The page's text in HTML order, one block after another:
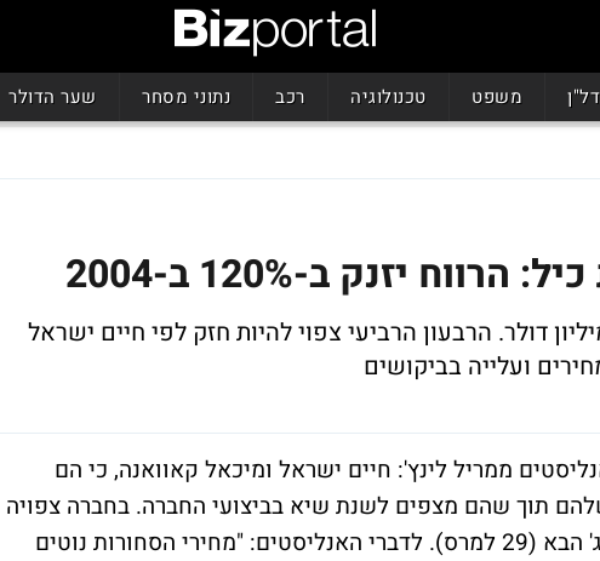
משפט טכנולוגיה רכב נתוני מסחר שער הדולר
יזנק ב-120% ב-2004
גידול בשורה התחתונה ל-218 מיליון דולר. הרבעון הרביעי צפוי להיות חזק לפי חיים ישראל
ועלייה בביקושים
ממריל לינץ': חיים ישראל ומיכאל קאוואנה, כי הם
תוך שהם מצפים לשנת שיא בביצועי החברה. בחברה צפויה
לפרסם את דוחות הרבעון הרביעי ביום ג' הבא (29 למרס). לדברי האנליסטים: "מחירי הסחורות נוטים